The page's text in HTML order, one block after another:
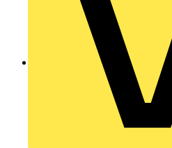
Zurück zu Produkte